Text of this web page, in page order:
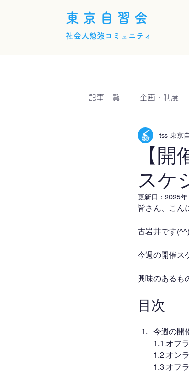
東京自習会
社会人勉強コミュニティ
記事一覧 企画・制度
【
スケ
tss 東京
更新日： 2025年
皆さん、こん
古岩井です(^^)
今週の開催ス
興味のあるも
目次
今週の開
1.1.オフ
1.2.オン
1.3.オフ